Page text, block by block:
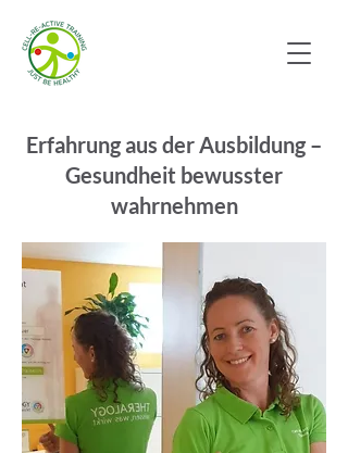
Erfahrung aus der Ausbildung –
Gesundheit bewusster
wahrnehmen